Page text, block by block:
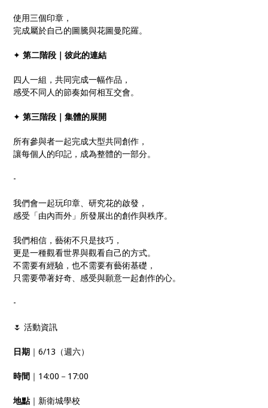
使用三個印章，
完成屬於自己的圖騰與花圖曼陀羅。
✦第二階段｜彼此的連結
四人一組，共同完成一幅作品，
感受不同人的節奏如何相互交會。
✦第三階段｜集體的展開
所有參與者一起完成大型共同創作，
讓每個人的印記，成為整體的一部分。
-
我們會一起玩印章、研究花的啟發，
感受「由內而外」所發展出的創作與秩序。
我們相信，藝術不只是技巧，
更是一種觀看世界與觀看自己的方式。
不需要有經驗，也不需要有藝術基礎，
只需要帶著好奇、感受與願意一起創作的心。
-
🌷 活動資訊
日期 ｜6/13（週六）
時間 ｜14:00－17:00
地點｜新衛城學校